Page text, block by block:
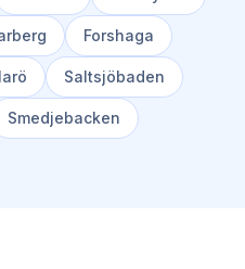
Forshaga
Saltsjöbaden
Smedjebacken